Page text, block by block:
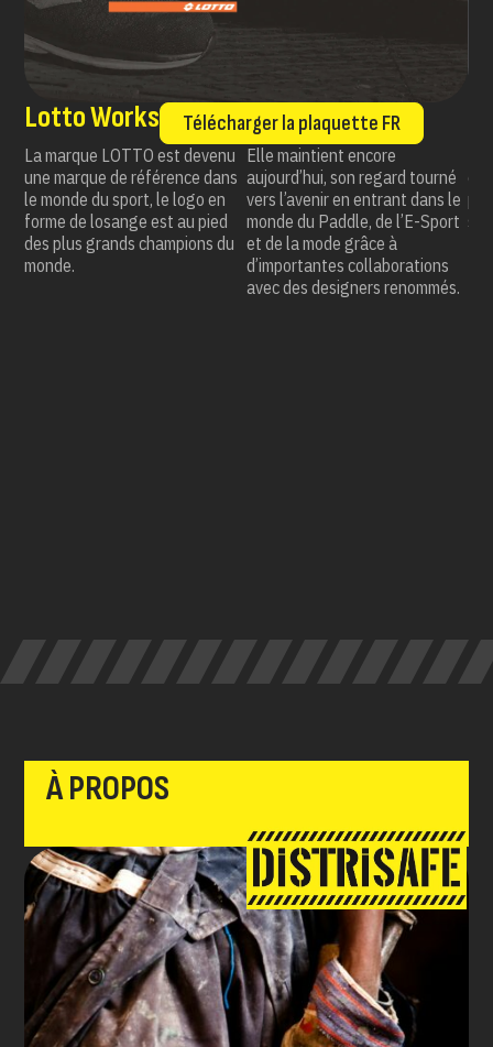
Lotto Works Télécharger la plaquette FR
La marque LOTTO est devenu
une marque de référence dans
le monde du sport, le logo en
forme de losange est au pied
des plus grands champions du
monde.
Elle maintient encore
aujourd’hui, son regard tourné
vers l’avenir en entrant dans le
monde du Paddle, de l’E-Sport
et de la mode grâce à
d’importantes collaborations
avec des designers renommés.
À PROPOS